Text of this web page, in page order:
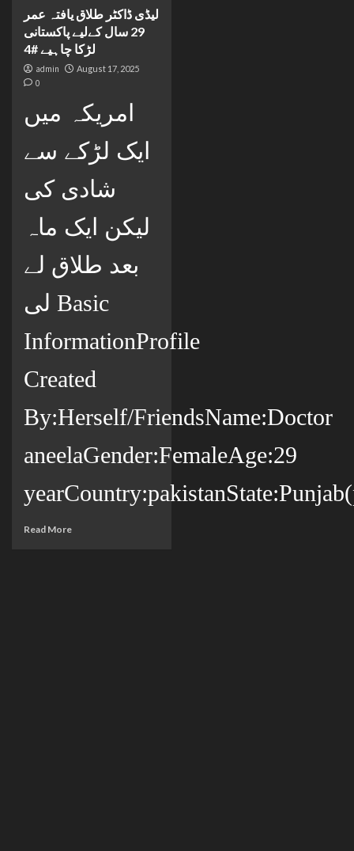
لیڈی ڈاکٹر طلاق یافتہ عمر
29 سال کےلیے پاکستانی
لڑکا چاہیے #4
admin August 17, 2025
0
امریکہ میں
ایک لڑکے سے
شادی کی
لیکن ایک ماہ
بعد طلاق لے
لی Basic
InformationProfile
Created
By:Herself/FriendsName:Doctor
aneelaGender:FemaleAge:29
Read More